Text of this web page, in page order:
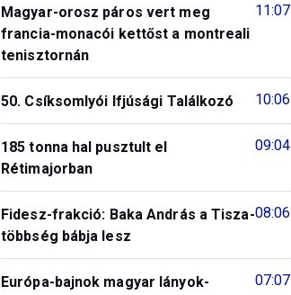
11:07
Magyar-orosz páros vert meg
francia-monacói kettőst a montreali
tenisztornán
10:06
50. Csíksomlyói Ifjúsági Találkozó
09:04
185 tonna hal pusztult el
Rétimajorban
08:06
Fidesz-frakció: Baka András a Tisza-
többség bábja lesz
07:07
Európa-bajnok magyar lányok-